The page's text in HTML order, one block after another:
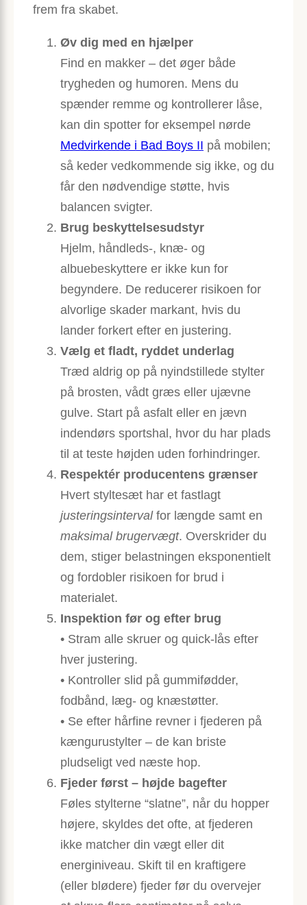
frem fra skabet.
Øv dig med en hjælper
Find en makker – det øger både
trygheden og humoren. Mens du
spænder remme og kontrollerer låse,
kan din spotter for eksempel nørde
Medvirkende i Bad Boys II på mobilen;
så keder vedkommende sig ikke, og du
får den nødvendige støtte, hvis
balancen svigter.
Brug beskyttelsesudstyr
Hjelm, håndleds-, knæ- og
albuebeskyttere er ikke kun for
begyndere. De reducerer risikoen for
alvorlige skader markant, hvis du
lander forkert efter en justering.
Vælg et fladt, ryddet underlag
Træd aldrig op på nyindstillede stylter
på brosten, vådt græs eller ujævne
gulve. Start på asfalt eller en jævn
indendørs sportshal, hvor du har plads
til at teste højden uden forhindringer.
Respektér producentens grænser
Hvert styltesæt har et fastlagt
justeringsintervalfor længde samt en
maksimal brugervægt. Overskrider du
dem, stiger belastningen eksponentielt
og fordobler risikoen for brud i
materialet.
Inspektion før og efter brug
• Stram alle skruer og quick-lås efter
hver justering.
• Kontroller slid på gummifødder,
fodbånd, læg- og knæstøtter.
• Se efter hårfine revner i fjederen på
kængurustylter – de kan briste
pludseligt ved næste hop.
Fjeder først – højde bagefter
Føles stylterne “slatne”, når du hopper
højere, skyldes det ofte, at fjederen
ikke matcher din vægt eller dit
energiniveau. Skift til en kraftigere
(eller blødere) fjeder før du overvejer